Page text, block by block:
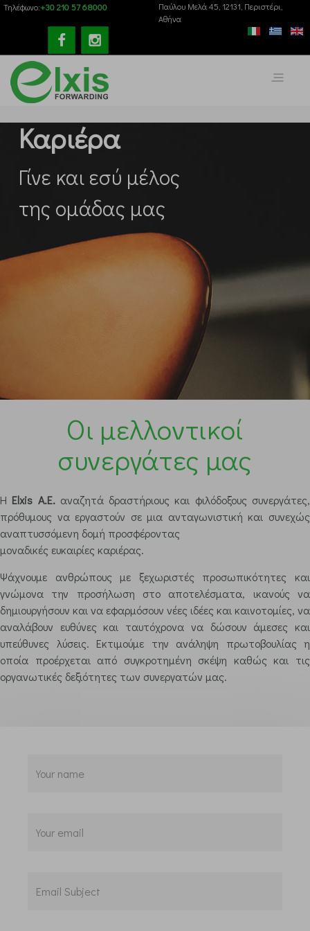
Τηλέφωνο:+30 210 57 68000
Παύλου Mελά 45, 12131, Περιστέρι,
Αθήνα
Καριέρα
Γίνε και εσύ μέλος
της ομάδας μας
Οι μελλοντικοί
συνεργάτες μας
Η Elxis A.E.αναζητά δραστήριους και φιλόδοξους συνεργάτες,
πρόθυμους να εργαστούν σε μια ανταγωνιστική και συνεχώς
αναπτυσσόμενη δομή προσφέροντας
μοναδικές ευκαιρίες καριέρας.
Ψάχνουμε ανθρώπους με ξεχωριστές προσωπικότητες και
γνώμονα την προσήλωση στο αποτελέσματα, ικανούς να
δημιουργήσουν και να εφαρμόσουν νέες ιδέες και καινοτομίες, να
αναλάβουν ευθύνες και ταυτόχρονα να δώσουν άμεσες και
υπεύθυνες λύσεις. Εκτιμούμε την ανάληψη πρωτοβουλίας η
οποία προέρχεται από συγκροτημένη σκέψη καθώς και τις
οργανωτικές δεξιότητες των συνεργατών μας.